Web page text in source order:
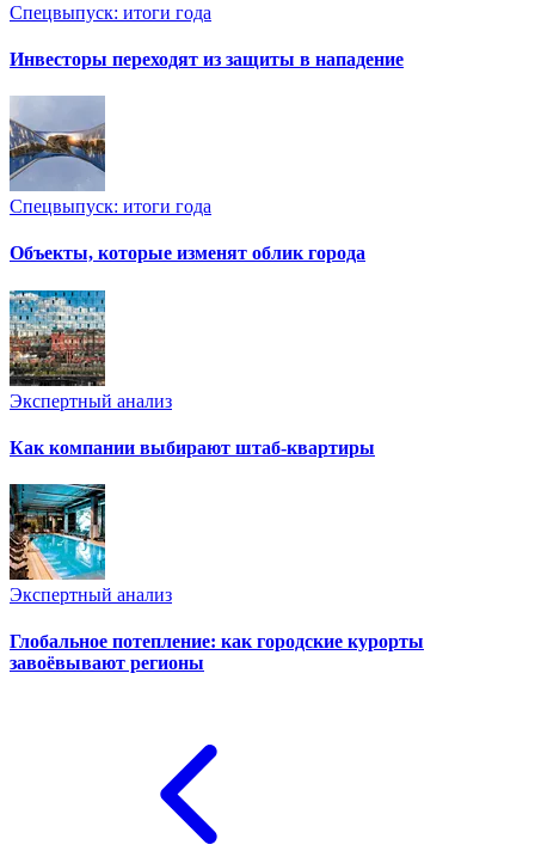
Спецвыпуск: итоги года
Инвесторы переходят из защиты в нападение
Спецвыпуск: итоги года
Объекты, которые изменят облик города
Экспертный анализ
Как компании выбирают штаб-квартиры
Экспертный анализ
Глобальное потепление: как городские курорты
завоёвывают регионы